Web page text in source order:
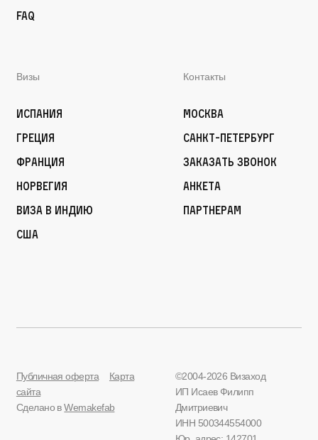
FAQ
Визы
Испания
Греция
Франция
Норвегия
Виза в Индию
США
Контакты
Москва
Санкт-Петербург
Заказать звонок
Анкета
Партнерам
Публичная оферта
Карта
сайта
Сделано вWemakefab
©2004-2026 Визаход
ИП Исаев Филипп
Дмитриевич
ИНН 500344554000